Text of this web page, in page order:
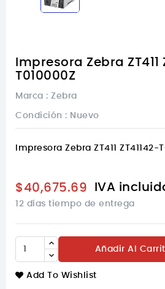
Impresora Zebra ZT411
T010000Z
Marca : Zebra
Condición : Nuevo
Impresora Zebra ZT411 ZT41142-
$40,675.69 IVA
12 días tiempo de entrega
Añadir Al
Add To Wishlist